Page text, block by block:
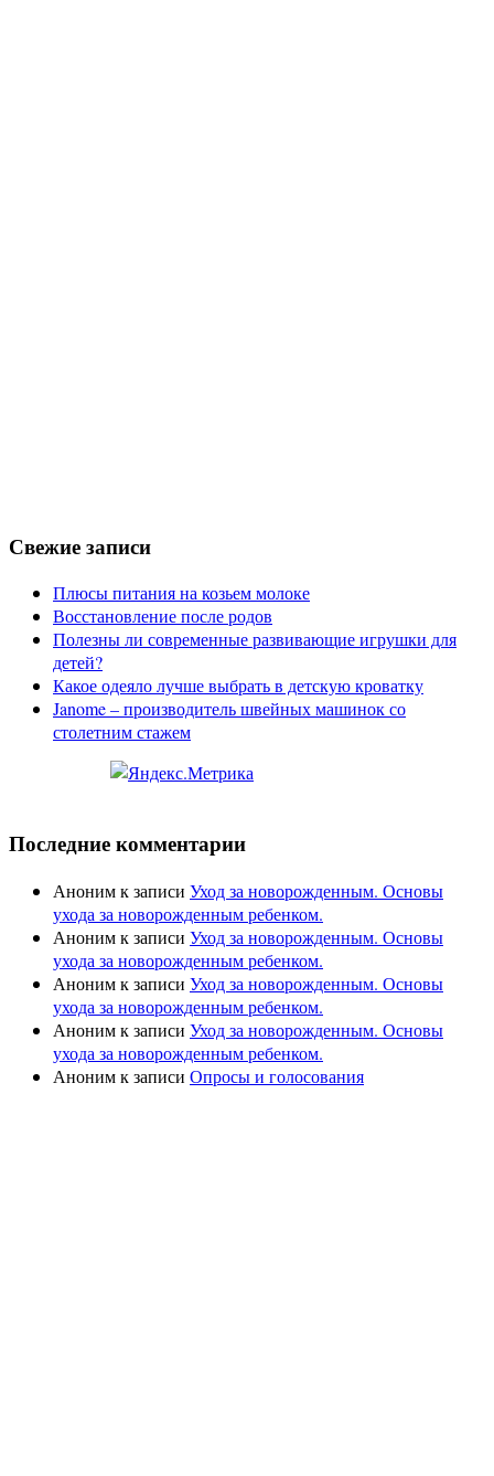
Свежие записи
Плюсы питания на козьем молоке
Восстановление после родов
Полезны ли современные развивающие игрушки для
детей?
Какое одеяло лучше выбрать в детскую кроватку
Janome – производитель швейных машинок со
столетним стажем
Последние комментарии
Анонимк записи Уход за новорожденным. Основы
ухода за новорожденным ребенком.
Анонимк записи Уход за новорожденным. Основы
ухода за новорожденным ребенком.
Анонимк записи Уход за новорожденным. Основы
ухода за новорожденным ребенком.
Анонимк записи Уход за новорожденным. Основы
ухода за новорожденным ребенком.
Анонимк записи Опросы и голосования